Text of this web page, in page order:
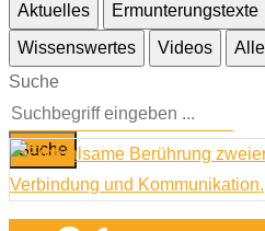
Aktuelles
Ermunterungstexte
Wissenswertes
Videos
Alle
Suche
Suche